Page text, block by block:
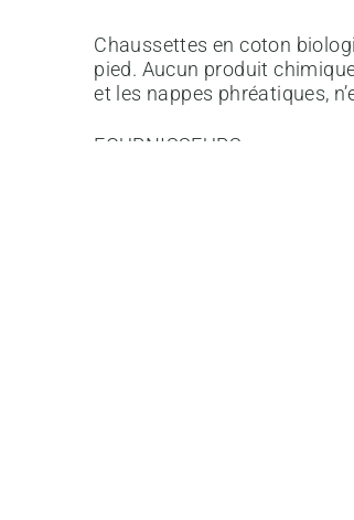
Chaussettes en coton
pied. Aucun produit
et les nappes phréatiques,
FOURNISSEURS